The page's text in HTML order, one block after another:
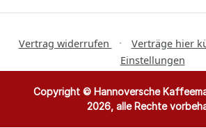
Vertrag widerrufen · Verträge hier
Einstellungen
Copyright © Hannoversche
2026, alle Rechte